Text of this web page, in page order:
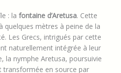
: la fontaine d’Aretusa. Cette
quelques mètres à peine de la
Les Grecs, intrigués par cette
naturellement intégrée à leur
la nymphe Aretusa, poursuivie
transformée en source par